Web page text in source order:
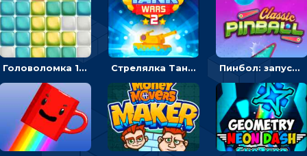
Головоломка 10х10 Стрелялка Танковые войны: бить по танку врага, чтобы уничтожить зло Пинбол: запускать шарик, чтобы выбивать очки